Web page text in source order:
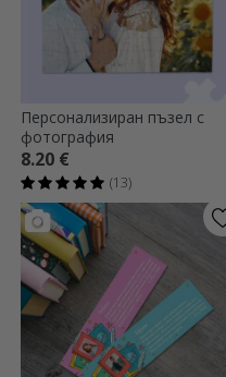
Персонализиран пъзел с
фотография
8.20 €
(13)